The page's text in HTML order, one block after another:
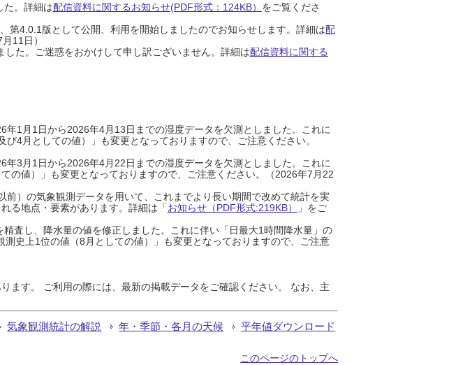
た。詳細は配信資料に関するお知らせ(PDF形式：124KB） をご覧くださ
4.0.1版として公開、利用を開始しましたのでお知らせします。詳細は配
11日）
た。ご迷惑をおかけして申し訳ございません。詳細は配信資料に関する
1月1日から2026年4月13日までの湿度データを欠測としました。これに
4月としての値）」も変更となっておりますので、ご注意ください。
3月1日から2026年4月22日までの湿度データを欠測としました。これに
の値）」も変更となっておりますので、ご注意ください。（2026年7月22
）の気象観測データを用いて、これまでより長い期間で改めて統計を実
る地点・要素があります。詳細は「お知らせ（PDF形式:219KB）
」をご
査し、降水量の値を修正しました。これに伴い「日最大1時間降水量」の
史上1位の値（8月としての値）」も変更となっておりますので、ご注意
ます。 ご利用の際には、最新の掲載データをご確認ください。 なお、主
気象観測統計の解説 年・季節・各月の天候 平年値ダウンロード
このページのトップへ